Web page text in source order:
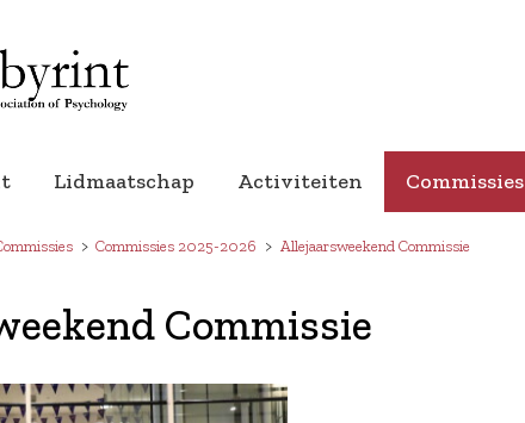
Lidmaatschap Activiteiten Commissies
Commissies 2025-2026 Allejaarsweekend Commissie
Commissie